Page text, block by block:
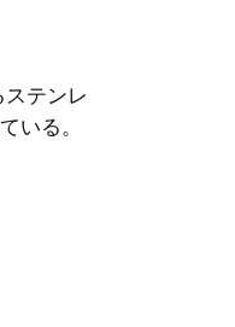
テンレ
いる。